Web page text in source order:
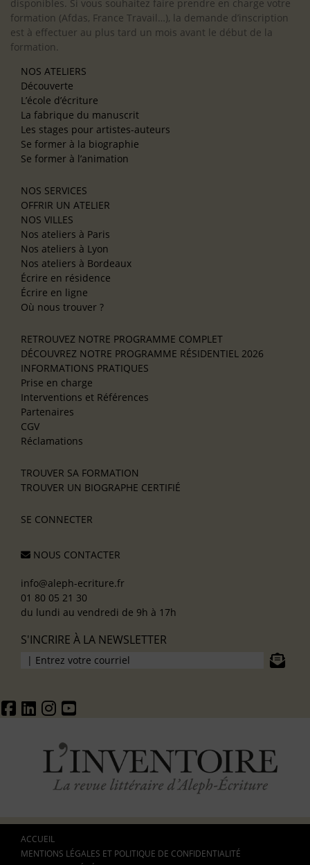
disponibles. Si vous souhaitez faire prendre en charge votre
formation (Afdas, France Travail…), la demande d’inscription
est à effectuer au plus tard un mois avant le début de la
formation.
NOS ATELIERS
Découverte
L’école d’écriture
La fabrique du manuscrit
Les stages pour artistes-auteurs
Se former à la biographie
Se former à l’animation
NOS SERVICES
OFFRIR UN ATELIER
NOS VILLES
Nos ateliers à Paris
Nos ateliers à Lyon
Nos ateliers à Bordeaux
Écrire en résidence
Écrire en ligne
Où nous trouver ?
RETROUVEZ NOTRE PROGRAMME COMPLET
DÉCOUVREZ NOTRE PROGRAMME RÉSIDENTIEL 2026
INFORMATIONS PRATIQUES
Prise en charge
Interventions et Références
Partenaires
CGV
Réclamations
TROUVER SA FORMATION
TROUVER UN BIOGRAPHE CERTIFIÉ
SE CONNECTER
NOUS CONTACTER
info@aleph-ecriture.fr
01 80 05 21 30
du lundi au vendredi de 9h à 17h
S'INCRIRE À LA NEWSLETTER
ACCUEIL
MENTIONS LÉGALES ET POLITIQUE DE CONFIDENTIALITÉ